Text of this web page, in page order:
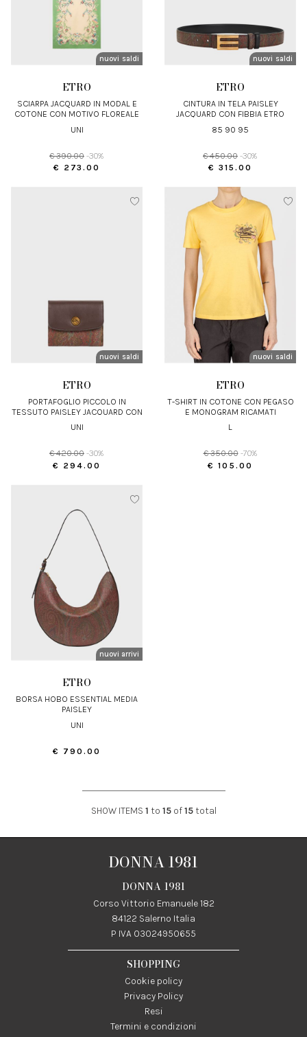
nuovi arrivi
saldi
ETRO
SCIARPA JACQUARD IN MODAL E
COTONE CON MOTIVO FLOREALE
UNI
€ 390.00 -30%
€ 273.00
nuovi arrivi
saldi
ETRO
CINTURA IN TELA PAISLEY
JACQUARD CON FIBBIA ETRO
85 90 95
€ 450.00 -30%
€ 315.00
nuovi arrivi
saldi
ETRO
PORTAFOGLIO PICCOLO IN
TESSUTO PAISLEY JACQUARD CON
UNI
€ 420.00 -30%
€ 294.00
nuovi arrivi
saldi
ETRO
T-SHIRT IN COTONE CON PEGASO
E MONOGRAM RICAMATI
L
€ 350.00 -70%
€ 105.00
nuovi arrivi
ETRO
BORSA HOBO ESSENTIAL MEDIA
PAISLEY
UNI
€ 790.00
SHOW ITEMS 1 to 15of15total
DONNA 1981
DONNA 1981
Corso Vittorio Emanuele 182
84122 Salerno Italia
P IVA 03024950655
SHOPPING
Cookie policy
Privacy Policy
Resi
Termini e condizioni